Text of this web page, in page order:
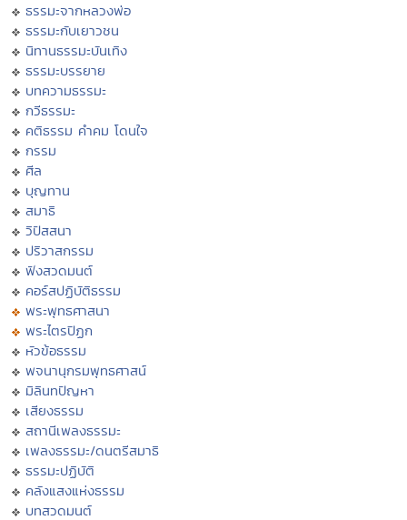
ธรรมะจากหลวงพ่อ
ธรรมะกับเยาวชน
นิทานธรรมะบันเทิง
ธรรมะบรรยาย
บทความธรรมะ
กวีธรรมะ
คติธรรม คำคม โดนใจ
กรรม
ศีล
บุญทาน
สมาธิ
วิปัสสนา
ปริวาสกรรม
ฟังสวดมนต์
คอร์สปฏิบัติธรรม
พระพุทธศาสนา
พระไตรปิฏก
หัวข้อธรรม
พจนานุกรมพุทธศาสน์
มิลินทปัญหา
เสียงธรรม
สถานีเพลงธรรมะ
เพลงธรรมะ/ดนตรีสมาธิ
ธรรมะปฏิบัติ
คลังแสงแห่งธรรม
บทสวดมนต์